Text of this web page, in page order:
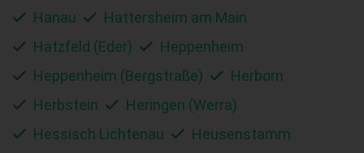
Hanau
Hattersheim am Main
Hatzfeld (Eder)
Heppenheim
Heppenheim (Bergstraße)
Herborn
Herbstein
Heringen (Werra)
Hessisch Lichtenau
Heusenstamm